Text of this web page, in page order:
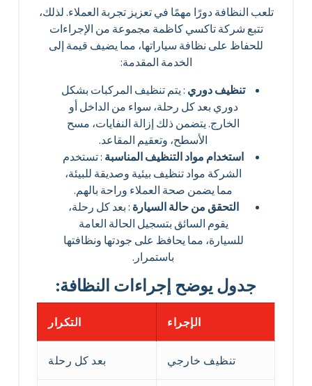
تلعب النظافة دورًا مهمًا في تعزيز تجربة العملاء. لذلك،
تتبع شركة تاكسي كاظمة مجموعة من الإجراءات
للحفاظ على نظافة سياراتها، مما يضيف قيمة إلى
الخدمة المقدمة:
تنظيف دوري: يتم تنظيف المركبات بشكل
دوري بعد كل رحلة، سواء من الداخل أو
الخارج. يتضمن ذلك إزالة النفايات، مسح
الأسطح، وتعقيم المقاعد.
استخدام مواد التنظيف المناسبة: تستخدم
الشركة مواد تنظيف بيئية وصديقة للبيئة،
مما يضمن صحة العملاء وراحة بالهم.
التحقق من حالة السيارة: بعد كل رحلة،
يقوم السائق بتسجيل الحالة العامة
للسيارة، مما يحافظ على جودتها ونظافتها
باستمرار.
جدول يوضح إجراءات النظافة:
الإجراء التكرار
تنظيف خارجي بعد كل رحلة